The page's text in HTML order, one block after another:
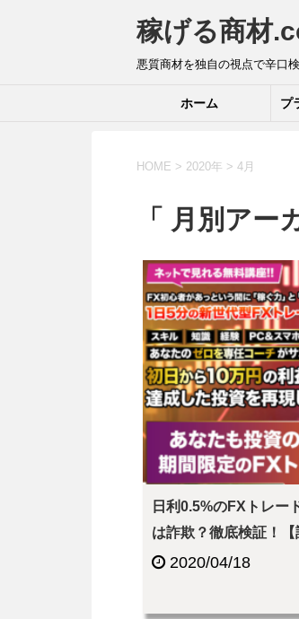
稼げる商材
悪質商材を独自の視点で辛口
ホーム プ
HOME > 2020年 > 4月
「 月別アー
日利0.5%のFXトレー
は詐欺？徹底検証！【
2020/04/18